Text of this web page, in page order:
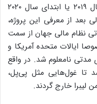
قرار بر این بود تا لیبرا در انتهای سال ۲۰۱۹ یا ابتدای سال ۲۰۲۰
بعد از معرفی این پروژه،
نظام مالی جهان از سمت
ایالات متحده آمریکا و
مدتی نامعلوم شد. در واقع
تا غول‌هایی مثل پی‌پل،
لیبرا خارج گردند.